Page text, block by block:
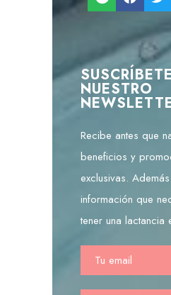
NUESTRO
Recibe antes que
beneficios y
exclusivas.
información que
tener una lactancia